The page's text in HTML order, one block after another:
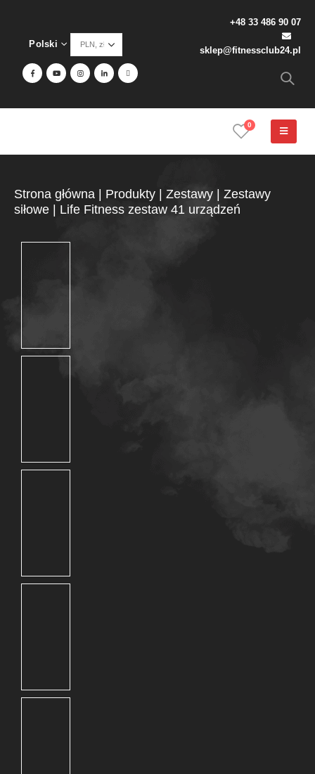
Polski
+48 33 486 90 07
sklep@fitnessclub24.pl
0
Strona główna Produkty Zestawy
Zestawy
siłowe
Life Fitness zestaw 41 urządzeń